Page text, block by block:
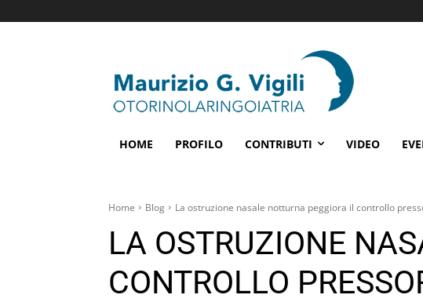
HOME PROFILO CONTRIBUTI VIDEO
Home Blog La ostruzione nasale notturna peggiora il controllo
LA OSTRUZIONE
CONTROLLO